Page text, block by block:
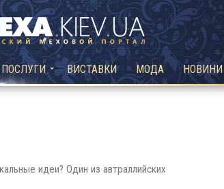
ПОСЛУГИ ВИСТАВКИ МОДА НОВИНИ
идеи? Один из автраллийских